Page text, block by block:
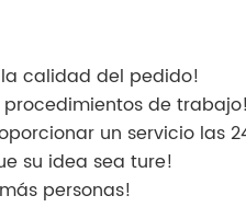
la calidad del pedido!
procedimientos de trabajo!
un servicio las
su idea sea ture!
personas!